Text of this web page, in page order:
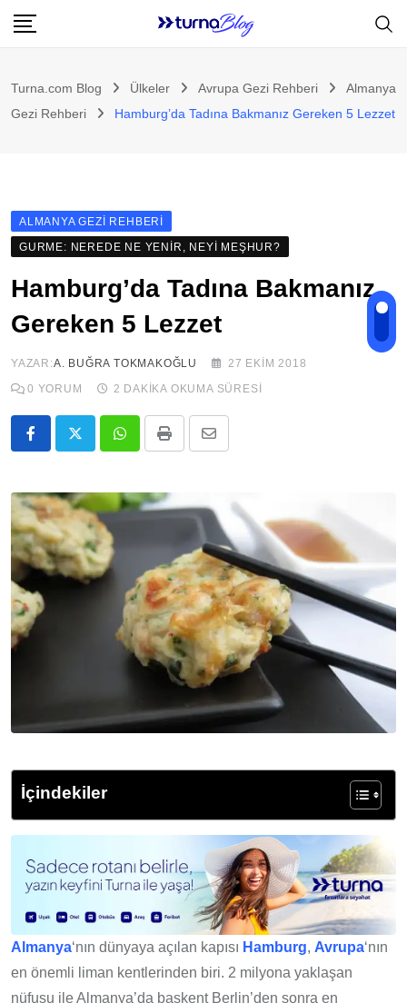
Skip
Turna.com Blog Ülkeler Avrupa Gezi Rehberi
Almanya
Gezi Rehberi
Hamburg’da Tadına Bakmanız Gereken 5 Lezzet
ALMANYA GEZI REHBERI
GURME: NEREDE NE YENIR, NEYI MEŞHUR?
Hamburg’da Tadına Bakmanız
Gereken 5 Lezzet
YAZAR:A. BUĞRA TOKMAKOĞLU
27 EKIM 2018
0 YORUM 2 DAKIKA OKUMA SÜRESI
Whatsapp
Print
Paylaş
İçindekiler
Almanya‘nın dünyaya açılan kapısı Hamburg, Avrupa‘nın
en önemli liman kentlerinden biri. 2 milyona yaklaşan
nüfusu ile Almanya’da başkent Berlin’den sonra en